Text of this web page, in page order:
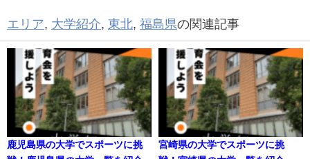
エリア 大学紹介 東北 福島県の関連記事
鹿児島県の大学でスポーツに挑
宮崎県の大学でスポーツに挑